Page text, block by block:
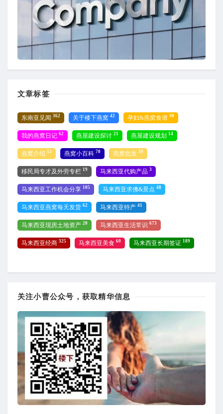
文章标签
东南亚见闻 362 关于楼下燕窝 42 孕妇&燕窝食谱 90
我的燕窝日记 62 燕屋建设探讨 21 燕屋建设规划 14
燕窝介绍 53 燕窝小百科 70 燕窝批发 39
移民局专才及外劳专栏 19 马来西亚代购产品 3
马来西亚工作机会分享 105 马来西亚求佛&景点 48
马来西亚燕窝每天发货 62 马来西亚特产 41
马来西亚现房土地资产 20 马来西亚生活常识 673
马来西亚经商 325 马来西亚美食 60 马来西亚长期签证 189
关注小曹公众号，获取精华信息